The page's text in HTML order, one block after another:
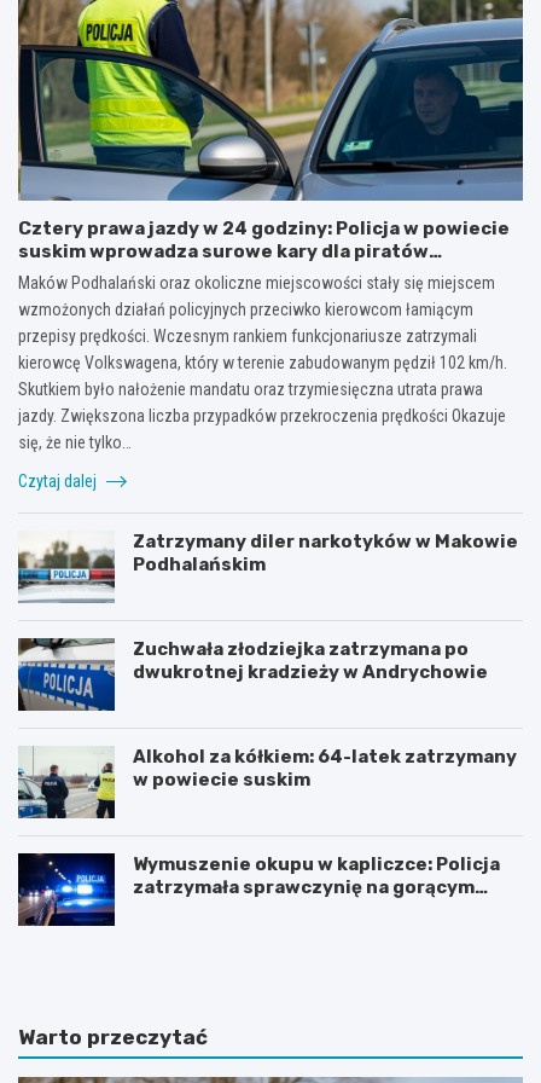
Cztery prawa jazdy w 24 godziny: Policja w powiecie
suskim wprowadza surowe kary dla piratów
drogowych!
Maków Podhalański oraz okoliczne miejscowości stały się miejscem
wzmożonych działań policyjnych przeciwko kierowcom łamiącym
przepisy prędkości. Wczesnym rankiem funkcjonariusze zatrzymali
kierowcę Volkswagena, który w terenie zabudowanym pędził 102 km/h.
Skutkiem było nałożenie mandatu oraz trzymiesięczna utrata prawa
jazdy. Zwiększona liczba przypadków przekroczenia prędkości Okazuje
się, że nie tylko…
Czytaj dalej
Zatrzymany diler narkotyków w Makowie
Podhalańskim
Zuchwała złodziejka zatrzymana po
dwukrotnej kradzieży w Andrychowie
Alkohol za kółkiem: 64-latek zatrzymany
w powiecie suskim
Wymuszenie okupu w kapliczce: Policja
zatrzymała sprawczynię na gorącym
Z
n
y
Z
s
k
Warto przeczytać